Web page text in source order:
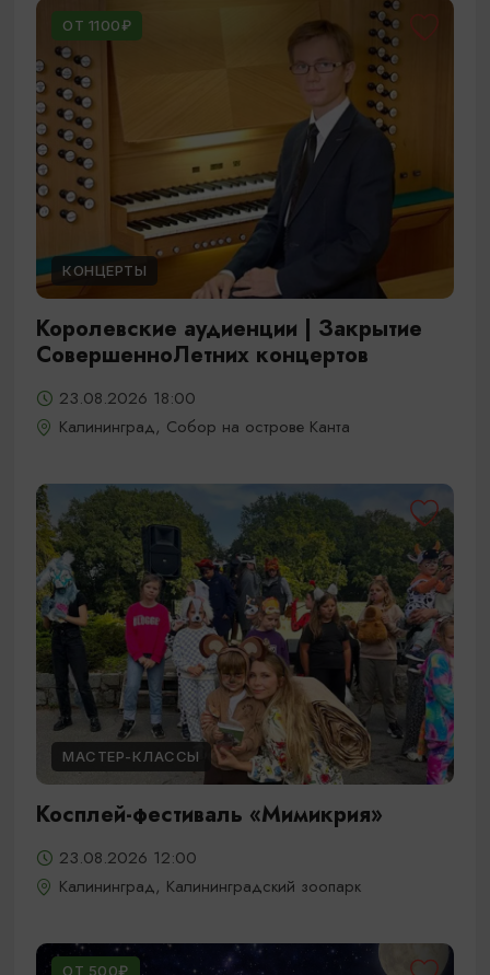
ОТ 1100₽
КОНЦЕРТЫ
Королевские аудиенции | Закрытие
СовершенноЛетних концертов
23.08.2026 18:00
Калининград, Собор на острове Канта
МАСТЕР-КЛАССЫ
Косплей-фестиваль «Мимикрия»
23.08.2026 12:00
Калининград, Калининградский зоопарк
ОТ 500₽